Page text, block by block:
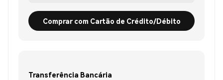
Comprar com Cartão de Crédito/Débito
Transferência Bancária